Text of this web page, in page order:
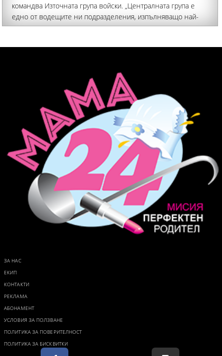
командва Източната група войски. „Централната група е
едно от водещите ни подразделения, изпълняващо най-
важните и решаващи задачи по освобождаването на
ЗА НАС
ЕКИП
КОНТАКТИ
РЕКЛАМА
АБОНАМЕНТ
УСЛОВИЯ ЗА ПОЛЗВАНЕ
ПОЛИТИКА ЗА ПОВЕРИТЕЛНОСТ
ПОЛИТИКА ЗА БИСКВИТКИ